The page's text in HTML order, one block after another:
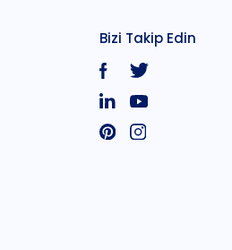
Bizi Takip Edin